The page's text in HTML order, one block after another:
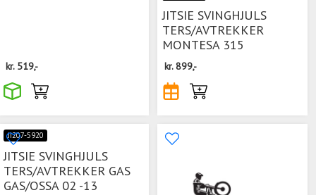
kr. 519,-
JITSIE SVINGHJULS
TERS/AVTREKKER
MONTESA 315
kr.899,-
JI207-5920
JITSIE SVINGHJULS
TERS/AVTREKKER GAS
GAS/OSSA 02 -13